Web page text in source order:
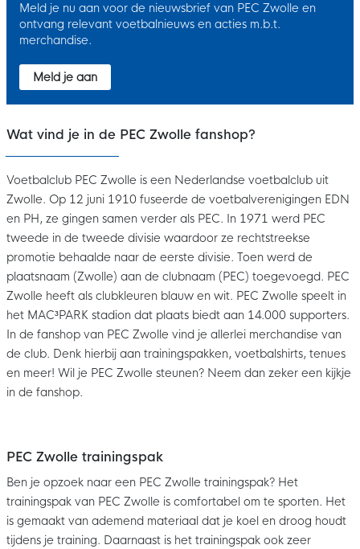
Meld je nu aan voor de nieuwsbrief van PEC Zwolle en
ontvang relevant voetbalnieuws en acties m.b.t.
merchandise.
Meld je aan
Wat vind je in de PEC Zwolle fanshop?
Voetbalclub PEC Zwolle is een Nederlandse voetbalclub uit
Zwolle. Op 12 juni 1910 fuseerde de voetbalverenigingen EDN
en PH, ze gingen samen verder als PEC. In 1971 werd PEC
tweede in de tweede divisie waardoor ze rechtstreekse
promotie behaalde naar de eerste divisie. Toen werd de
plaatsnaam (Zwolle) aan de clubnaam (PEC) toegevoegd. PEC
Zwolle heeft als clubkleuren blauw en wit. PEC Zwolle speelt in
het MAC³PARK stadion dat plaats biedt aan 14.000 supporters.
In de fanshop van PEC Zwolle vind je allerlei merchandise van
de club. Denk hierbij aan trainingspakken, voetbalshirts, tenues
en meer! Wil je PEC Zwolle steunen? Neem dan zeker een kijkje
in de fanshop.
PEC Zwolle trainingspak
Ben je opzoek naar een PEC Zwolle trainingspak? Het
trainingspak van PEC Zwolle is comfortabel om te sporten. Het
is gemaakt van ademend materiaal dat je koel en droog houdt
tijdens je training. Daarnaast is het trainingspak ook zeer